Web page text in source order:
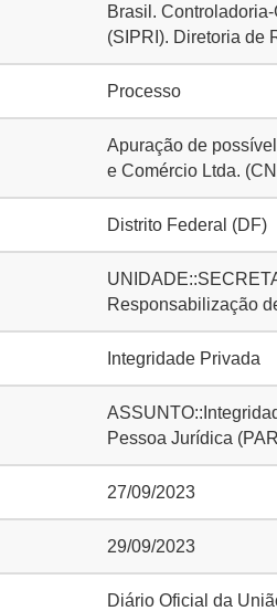
Brasil.
(SIPRI). Diretoria de
Processo
Apuração de
e Comércio Ltda.
Distrito Federal (DF)
Responsabilização
Integridade Privada
Pessoa Jurídica
27/09/2023
29/09/2023
Diário Oficial da